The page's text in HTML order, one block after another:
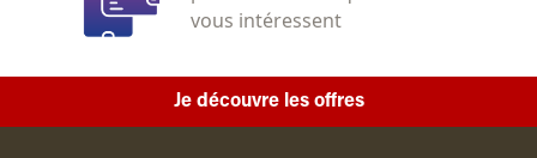
vous intéressent
Je découvre les offres